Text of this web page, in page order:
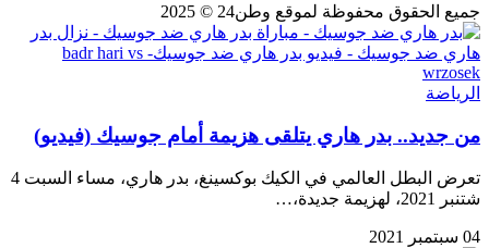
جميع الحقوق محفوظة لموقع وطن24 © 2025
الرياضة
من جديد.. بدر هاري يتلقى هزيمة أمام جوسيك (فيديو)
تعرض البطل العالمي في الكيك بوكسينغ، بدر هاري، مساء السبت 4
شتنبر 2021، لهزيمة جديدة،…
04 سبتمبر 2021